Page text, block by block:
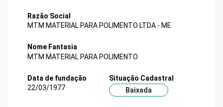
Razão Social
MTM MATERIAL PARA POLIMENTO LTDA - ME
Nome Fantasia
MTM MATERIAL PARA POLIMENTO
Data de fundação
22/03/1977
Situação Cadastral
Baixada